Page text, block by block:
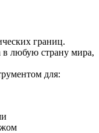
границ.
в любую страну мира,
для: